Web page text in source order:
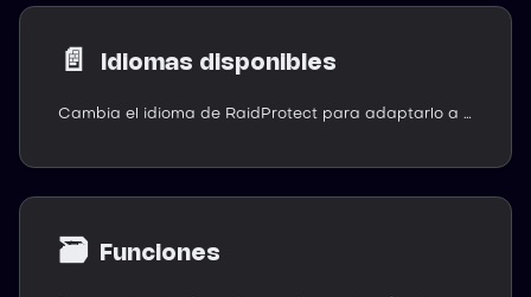
📄️ Idiomas disponibles
Cambia el idioma de RaidProtect para adaptarlo a tu comunidad: el bot está disponible en francés, inglés, alemán, español y portugués.
🗃 Funciones